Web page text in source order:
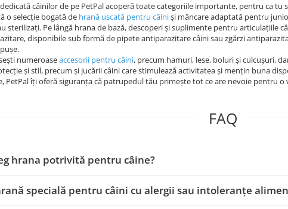
câinilor de pe PetPal acoperă toate categoriile importante, pentru ca tu
o selecție bogată de hrană uscată pentru câiniși mâncare adaptată pentru
sterilizați. Pe lângă hrana de bază, descoperi și suplimente pentru
disponibile sub formă de pipete antiparazitare câini sau zgărzi
numeroaseaccesorii pentru câini, precum hamuri, lese, boluri și culcușuri,
și stil, precum și jucării câini care stimulează activitatea și mențin buna
PetPal îți oferă siguranța că patrupedul tău primește tot ce are nevoie pentru o
FAQ
hrana potrivită pentru câine?
specială pentru câini cu alergii sau intoleranțe